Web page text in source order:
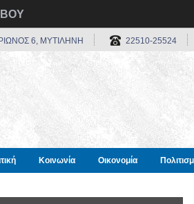
6, ΜΥΤΙΛΗΝΗ 22510-25524
Κοινωνία Οικονομία